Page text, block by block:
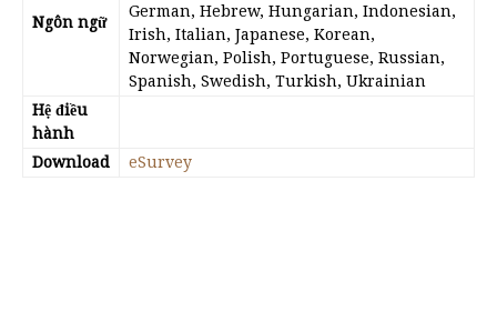
Ngôn ngữ
German, Hebrew, Hungarian, Indonesian,
Irish, Italian, Japanese, Korean,
Norwegian, Polish, Portuguese, Russian,
Spanish, Swedish, Turkish, Ukrainian
Hệ điều
hành
Download
eSurvey